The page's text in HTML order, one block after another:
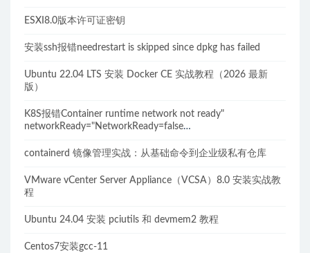
ESXI8.0版本许可证密钥
安装ssh报错needrestart is skipped since dpkg has failed
Ubuntu 22.04 LTS 安装 Docker CE 实战教程（2026 最新
版）
K8S报错Container runtime network not ready"
networkReady="NetworkReady=false
containerd 镜像管理实战：从基础命令到企业级私有仓库
VMware vCenter Server Appliance（VCSA）8.0 安装实战教
程
Ubuntu 24.04 安装 pciutils 和 devmem2 教程
Centos7安装gcc-11